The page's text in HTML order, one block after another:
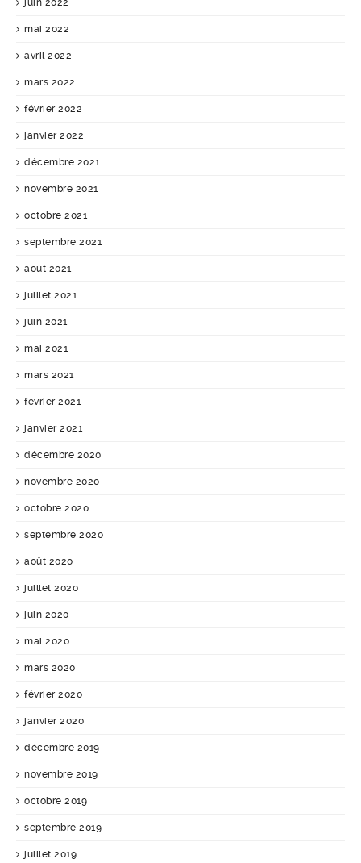
juin 2022
mai 2022
avril 2022
mars 2022
février 2022
janvier 2022
décembre 2021
novembre 2021
octobre 2021
septembre 2021
août 2021
juillet 2021
juin 2021
mai 2021
mars 2021
février 2021
janvier 2021
décembre 2020
novembre 2020
octobre 2020
septembre 2020
août 2020
juillet 2020
juin 2020
mai 2020
mars 2020
février 2020
janvier 2020
décembre 2019
novembre 2019
octobre 2019
septembre 2019
juillet 2019